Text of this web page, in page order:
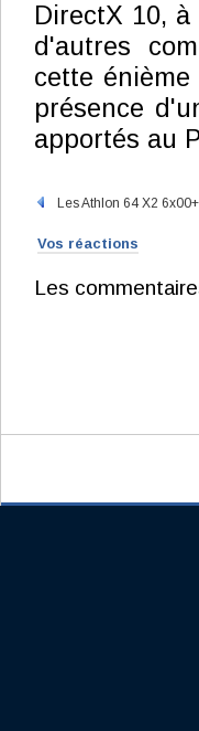
DirectX 10,
d'autres
cette
présence
apportés au
Les Athlon 64 X2
Vos réactions
Les